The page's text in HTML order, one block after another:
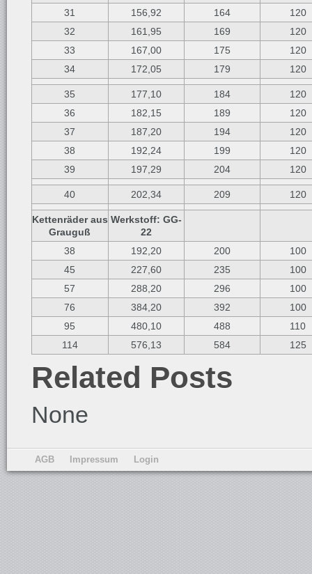
31
156,92 164
120
32
161,95 169
120
33
167,00 175
120
34
172,05 179 120
35 177,10 184
120
36
182,15 189
120
37
187,20 194
120
38
192,24 199
120
39
197,29 204 120
40 202,34 209 120
Kettenräder aus
Grauguß
Werkstoff: GG-
22
38
192,20 200
100
45
227,60 235
100
57
288,20 296
100
76
384,20 392
100
95
480,10 488
110
114
576,13 584 125
Related Posts
None
AGB Impressum Login